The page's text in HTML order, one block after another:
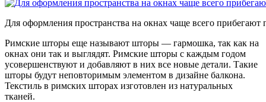
Для оформления пространства на окнах чаще всего прибегают
Римские шторы еще называют шторы — гармошка, так как на
окнах они так и выглядят. Римские шторы с каждым годом
усовершенствуют и добавляют в них все новые детали. Такие
шторы будут неповторимым элементом в дизайне балкона.
Текстиль в римских шторах изготовлен из натуральных
тканей.